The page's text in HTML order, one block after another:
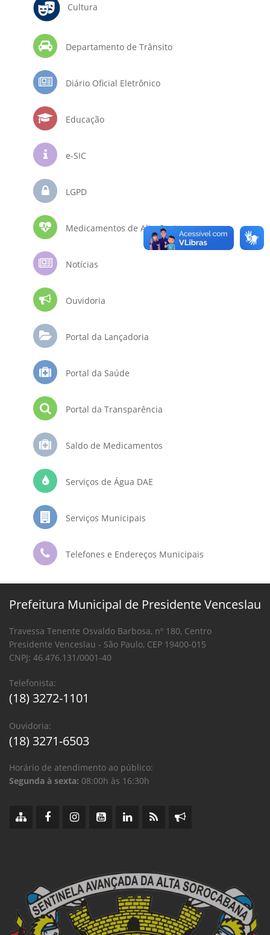
Cultura
Departamento de Trânsito
Diário Oficial Eletrônico
Educação
e-SIC
LGPD
Medicamentos de Alto Custo
Notícias
Ouvidoria
Portal da Lançadoria
Portal da Saúde
Portal da Transparência
Saldo de Medicamentos
Serviços de Água DAE
Serviços Municipais
Telefones e Endereços Municipais
Prefeitura Municipal de Presidente Venceslau
Travessa Tenente Osvaldo Barbosa, nº 180, Centro
Presidente Venceslau - São Paulo, CEP 19400-015
CNPJ: 46.476.131/0001-40
Telefonista:
(18) 3272-1101
Ouvidoria:
(18) 3271-6503
Horário de atendimento ao público:
Segunda à sexta: 08:00h às 16:30h